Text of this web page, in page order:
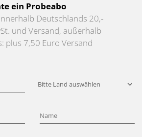
ein Probeabo
Deutschlands 20,-
und Versand, außerhalb
plus 7,50 Euro Versand